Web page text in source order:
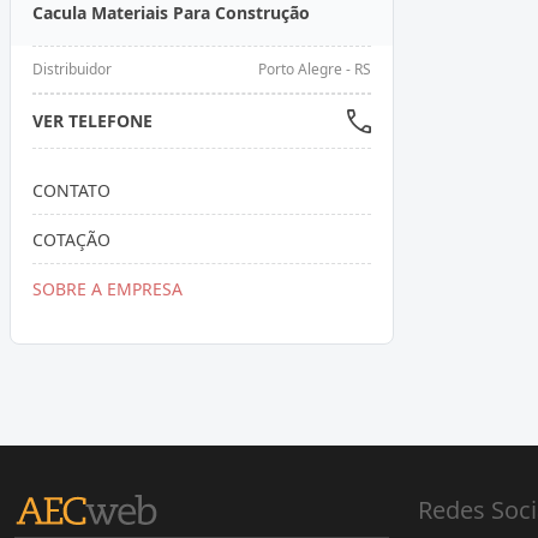
Cacula Materiais Para Construção
Distribuidor Porto Alegre - RS
VER TELEFONE
CONTATO
COTAÇÃO
SOBRE A EMPRESA
Redes